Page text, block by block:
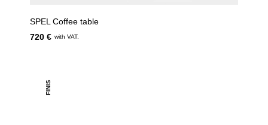
SPEL Coffee table
720 € with VAT.
FINIS